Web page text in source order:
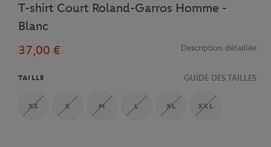
T-shirt Court Roland-Garros Homme -
Blanc
37,00 €
Description détaillée
TAILLE GUIDE DES TAILLES
XS S M L XL XXL